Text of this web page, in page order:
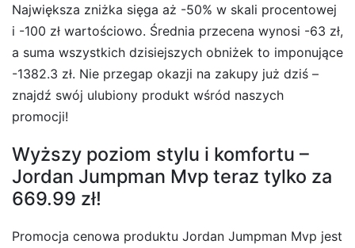
Największa zniżka sięga aż -50% w skali procentowej
i -100 zł wartościowo. Średnia przecena wynosi -63 zł,
a suma wszystkich dzisiejszych obniżek to imponujące
-1382.3 zł. Nie przegap okazji na zakupy już dziś –
znajdź swój ulubiony produkt wśród naszych
promocji!
Wyższy poziom stylu i komfortu –
Jordan Jumpman Mvp teraz tylko za
669.99 zł!
Promocja cenowa produktu Jordan Jumpman Mvp jest